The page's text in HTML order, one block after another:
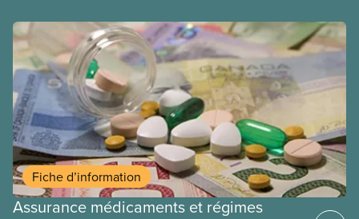
Fiche d’information
Assurance médicaments et régimes